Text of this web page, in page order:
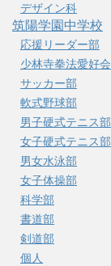
デザイン科
筑陽学園中学校
応援リーダー部
少林寺拳法愛好会
サッカー部
軟式野球部
男子硬式テニス部
女子硬式テニス部
男女水泳部
女子体操部
科学部
書道部
剣道部
個人